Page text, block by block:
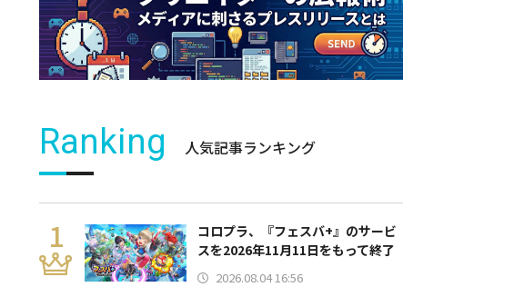
Ranking 人気記事ランキング
コロプラ、『フェスバ+』のサービ
スを2026年11月11日をもって終了
2026.08.04 16:56